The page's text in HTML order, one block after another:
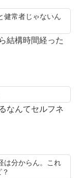
健常者じゃないん
結構時間経った
なんてセルフネ
は分からん。これ